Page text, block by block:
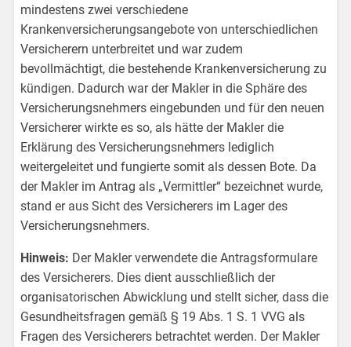
mindestens zwei verschiedene
Krankenversicherungsangebote von unterschiedlichen
Versicherern unterbreitet und war zudem
bevollmächtigt, die bestehende Krankenversicherung zu
kündigen. Dadurch war der Makler in die Sphäre des
Versicherungsnehmers eingebunden und für den neuen
Versicherer wirkte es so, als hätte der Makler die
Erklärung des Versicherungsnehmers lediglich
weitergeleitet und fungierte somit als dessen Bote. Da
der Makler im Antrag als „Vermittler“ bezeichnet wurde,
stand er aus Sicht des Versicherers im Lager des
Versicherungsnehmers.
Hinweis: Der Makler verwendete die Antragsformulare
des Versicherers. Dies dient ausschließlich der
organisatorischen Abwicklung und stellt sicher, dass die
Gesundheitsfragen gemäß § 19 Abs. 1 S. 1 VVG als
Fragen des Versicherers betrachtet werden. Der Makler